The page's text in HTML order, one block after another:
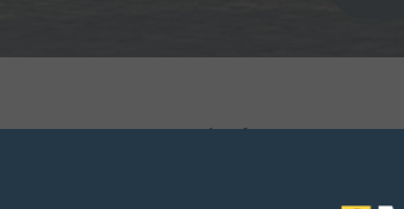
veszprémiképzési
épületben, modern